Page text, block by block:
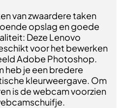
van zwaardere taken
opslag en goede
Deze Lenovo
voor het bewerken
Adobe Photoshop.
heb je een bredere
kleurweergave. Om
is de webcam voorzien